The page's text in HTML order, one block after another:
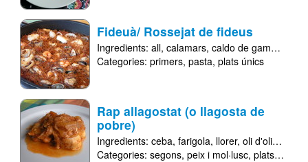
Fideuà/ Rossejat de fideus
Ingredients: all calamars caldo de gambes (o fumet de gambes)
Categories: primers pasta plats únics
Rap allagostat (o llagosta de
pobre)
Ingredients: ceba farigola llorer oli d'oliva verge extra
Categories: segons peix i mol·lusc plats freds